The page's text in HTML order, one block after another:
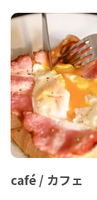
café / カフェ